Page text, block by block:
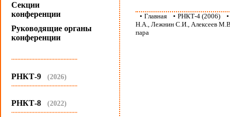
Секции
конференции
Руководящие органы
конференции
...........................................
РНКТ-9 (2026)
...........................................
РНКТ-8 (2022)
...........................................
• Главная • РНКТ-4 (2006)
Н.А., Лежнин С.И., Алексеев
пара